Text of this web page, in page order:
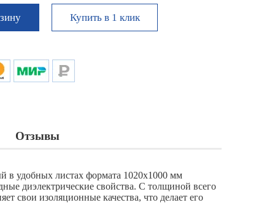
Купить в 1 клик
Отзывы
в удобных листах формата 1020x1000 мм
диэлектрические свойства. С толщиной всего
свои изоляционные качества, что делает его